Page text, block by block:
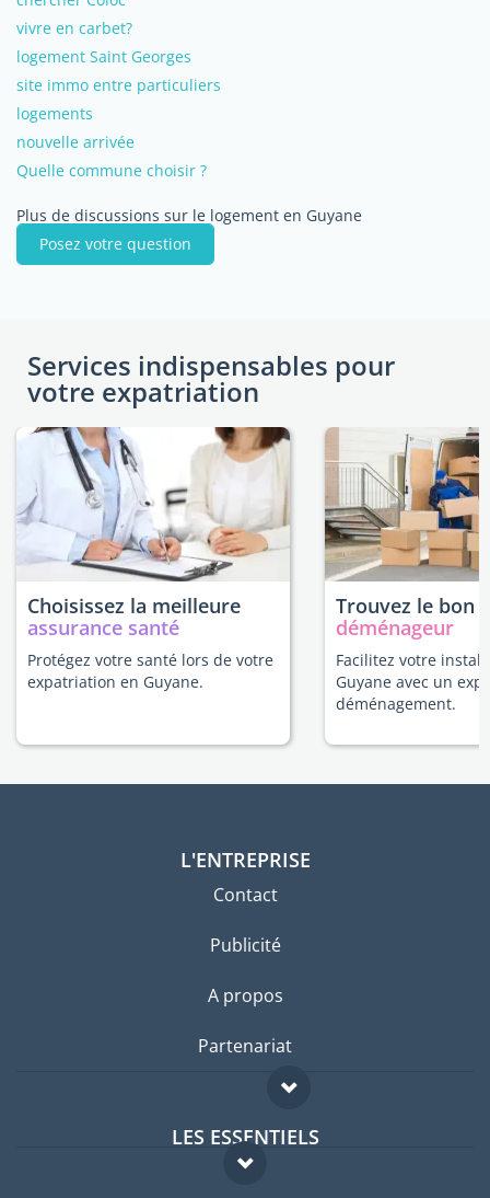
vivre en carbet?
logement Saint Georges
site immo entre particuliers
logements
nouvelle arrivée
Quelle commune choisir ?
Plus de discussions sur le logement en Guyane
Posez votre question
Services indispensables pour
votre expatriation
Choisissez la meilleure
assurance santé
Protégez votre santé lors de votre
expatriation en Guyane.
Trouvez le bon
déménageur
Facilitez votre
Guyane avec un
déménagement.
L'ENTREPRISE
Contact
Publicité
A propos
Partenariat
LES ESSENTIELS
Forum expatriés